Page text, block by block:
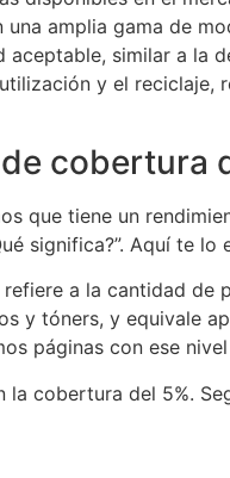
una amplia gama de
aceptable, similar a la
y el reciclaje,
cobertura
que tiene un
significa?”. Aquí te lo
a la cantidad
y tóners, y equivale
páginas con ese
la cobertura del 5%.